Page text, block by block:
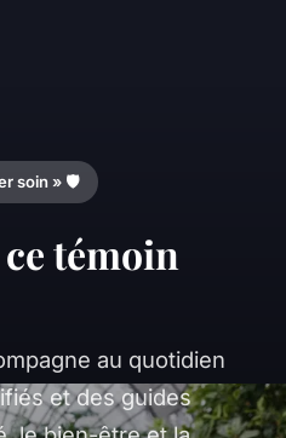
soin » 🛡️
témoin
au quotidien
et des guides